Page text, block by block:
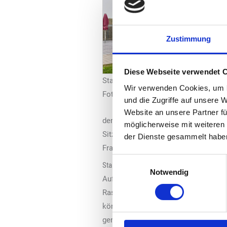
Zustimmung
Diese Webseite verwendet
Wir verwenden Cookies,
und die Zugriffe auf unsere
Website an unsere Partner
möglicherweise mit
der Dienste gesammelt
Notwendig
Starbucks Aurach Süd: Außenansicht
Foto: Tank & Rast
dem Innenbereich mit acht
Sitzplätze zur Verfügung. Das
Frapuccinos bis hin zu herzhaften
Starbucks Deutschland bald auch in
Auf erfrischend heiße Kaffee- und
Rastanlage Greding Ost an der A9
können Gäste entweder im
genießen oder weitere rund 50